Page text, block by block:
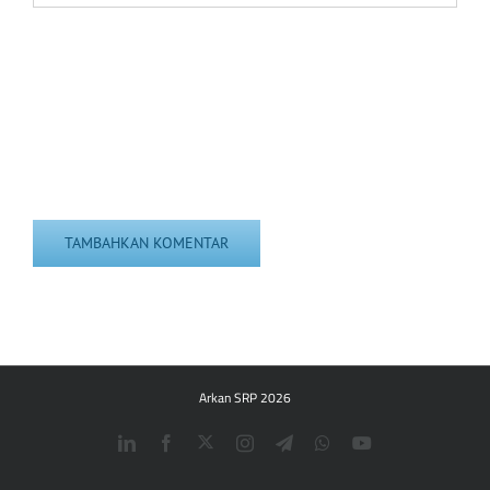
Arkan SRP 2026
LinkedInFacebook
TwitterInstagramTelegramWhatsApp